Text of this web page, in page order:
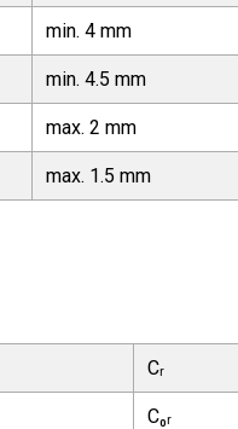
min. 4 mm
min. 4.5 mm
max. 2 mm
max. 1.5 mm
Cᵣ
C₀ᵣ